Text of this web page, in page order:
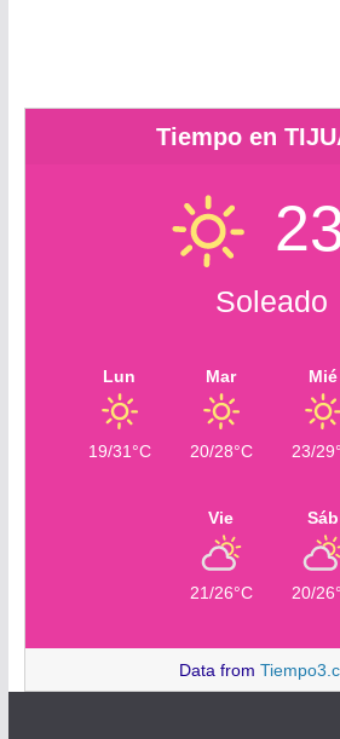
Tiempo en
Soleado
Lun
19/31°C
Mar
20/28°C
Mié
23/
Vie
21/26°C
Sáb
20/
Data from